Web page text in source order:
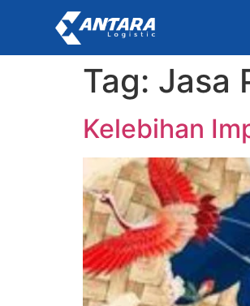
Tag: Jasa
Kelebihan